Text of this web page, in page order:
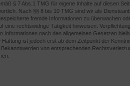
§ 7 Abs.1 TMG für eigene Inhalte auf diesen
Nach §§ 8 bis 10 TMG sind wir als
fremde Informationen zu überwachen
eine rechtswidrige Tätigkeit hinweisen.
Informationen nach den allgemeinen Gesetzen
Haftung ist jedoch erst ab dem Zeitpunkt der
von entsprechenden